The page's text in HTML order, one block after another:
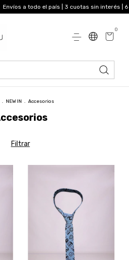
el país | 3 cuotas sin interés | 6 cuotas
0
. NEW IN . Accesorios
Filtrar